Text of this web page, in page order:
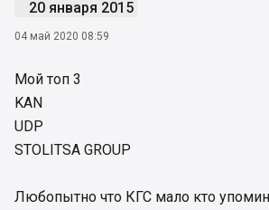
20 января 2015
04 май 2020 08:59
Мой топ 3
KAN
UDP
STOLITSA GROUP
Любопытно что КГС мало кто